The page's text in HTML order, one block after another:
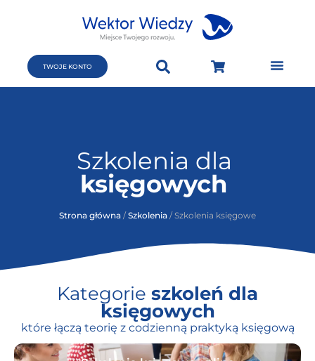
TWOJE KONTO
Szkolenia dla
księgowych
Strona główna /Szkolenia / Szkolenia księgowe
Kategorie szkoleń dla
księgowych
które łączą teorię z codzienną praktyką księgową